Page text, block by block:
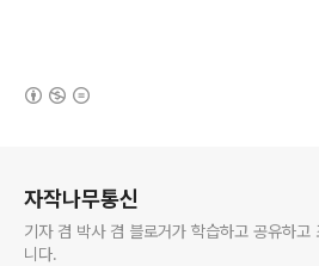
자작나무통신
기자 겸 박사 겸 블로거가 학습하고 공유하고
니다.